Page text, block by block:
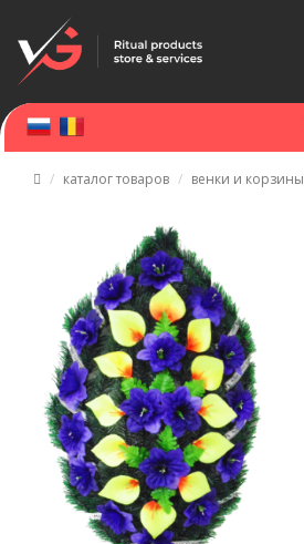
каталог товаров венки и корзины